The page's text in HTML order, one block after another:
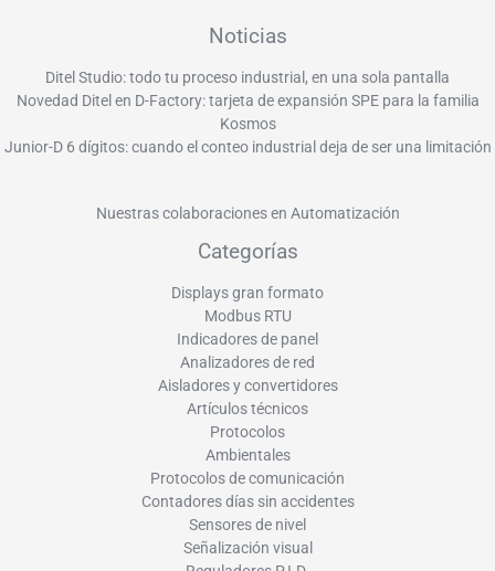
Noticias
Ditel Studio: todo tu proceso industrial, en una sola pantalla
Novedad Ditel en D-Factory: tarjeta de expansión SPE para la familia
Kosmos
Junior-D 6 dígitos: cuando el conteo industrial deja de ser una limitación
Nuestras colaboraciones en Automatización
Categorías
Displays gran formato
Modbus RTU
Indicadores de panel
Analizadores de red
Aisladores y convertidores
Artículos técnicos
Protocolos
Ambientales
Protocolos de comunicación
Contadores días sin accidentes
Sensores de nivel
Señalización visual